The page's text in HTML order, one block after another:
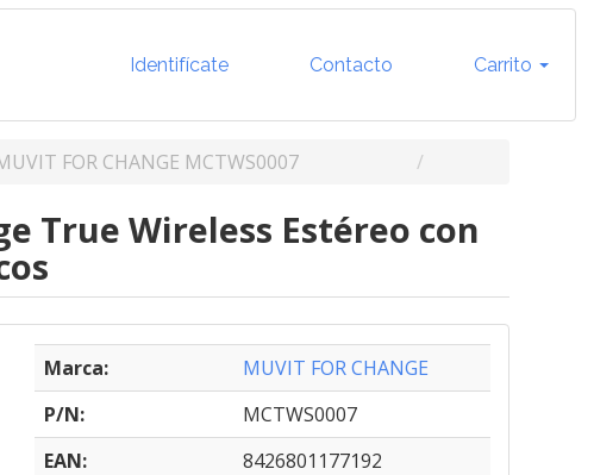
Identifícate Contacto Carrito
FOR CHANGE MCTWS0007
True Wireless Estéreo con
Marca:
MUVIT FOR CHANGE
P/N:
MCTWS0007
EAN:
8426801177192